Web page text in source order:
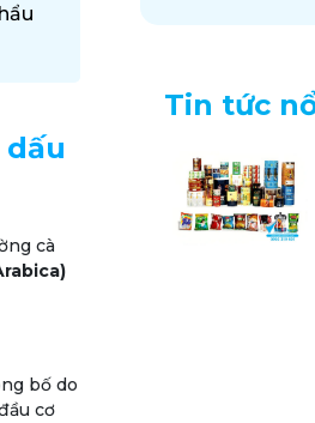
cà
bố do
cơ
Tin tức